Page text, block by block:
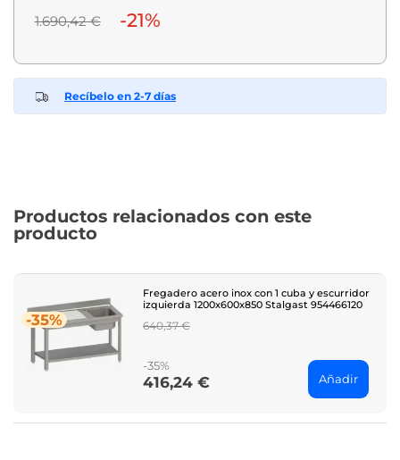
1.690,42 € -21%
Recíbelo en 2-7 días
Productos relacionados con este
producto
-35%
Fregadero acero inox con 1 cuba y escurridor
izquierda 1200x600x850 Stalgast 954466120
Regular
640,37 €
-35%
Price
416,24 € Añadir